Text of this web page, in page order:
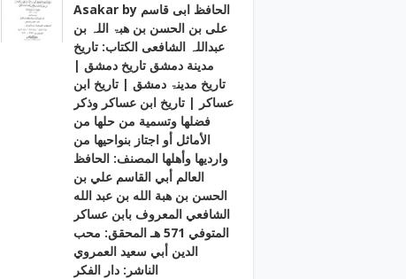
Asakar by الحافظ ابی قاسم
علی بن الحسن بن ھبۃ اللہ بن
عبداللہ الشافعی الكتاب: تاريخ
مدينة دمشق تاريخ دمشق |
تاریخ مدینۃ دمشق | تاریخ ابن
عساکر | تاريخ ابن عساكر وذكر
فضلها وتسمية من حلها من
الأماثل أو اجتاز بنواحيها من
وارديها وأهلها المصنف: الحافظ
العالم أبي القاسم علي بن
الحسن بن هبة الله بن عبد الله
الشافعي المعروف بابن عساكر
المتوفي 571 هـ المحقق: محب
الدين أبي سعيد العمروي
الناشر: دار الفكر